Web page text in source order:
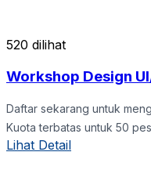
520 dilihat
Workshop Design
Daftar sekarang untuk
Kuota terbatas untuk 50
Lihat Detail